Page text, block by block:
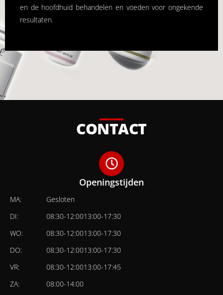
en de hoofdhuid behandelen en voeden voor ongekende
resultaten.
CONTACT
Openingstijden
MA:
DI:
WO:
DO:
VR:
ZA:
Gesloten
08:30-12:0013:00-17:30
08:30-12:0013:00-17:30
08:30-12:0013:00-17:30
08:30-12:0013:00-17:45
08:00-14:00